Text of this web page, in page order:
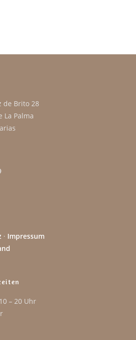
de Brito 28
La Palma
· Impressum
– 20 Uhr